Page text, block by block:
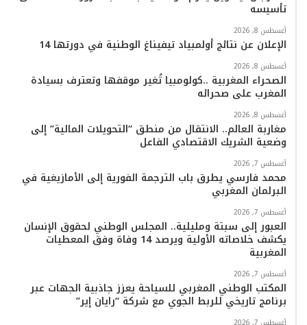
تأسيسه
أغسطس 8, 2026
الإعلان عن نتائج أولمبياد تيفيناغ الوطنية في دورتها 14
أغسطس 8, 2026
الصحراء المغربية ..كولومبيا تُغير موقفها وتعترف بسيادة
المغرب على صحرائه
أغسطس 8, 2026
مغاربة العالم.. الانتقال من منطق “التحويلات المالية” إلى
وضعية الشريك الاقتصادي الفاعل
أغسطس 7, 2026
محمد فارسي يطرق باب الترجمة الفورية إلى الأمازيغية في
البرلمان المغربي
أغسطس 7, 2026
العبور إلى سبتة ومليلية.. المجلس الوطني لحقوق الإنسان
يكشف خلاصاته الأولية ويرصد 14 وفاة وفق المعطيات
المغربية
أغسطس 7, 2026
المكتب الوطني المغربي للسياحة يعزز جاذبية الجهات عبر
برنامج تاريخي للربط الجوي مع شركة “رايان إير”